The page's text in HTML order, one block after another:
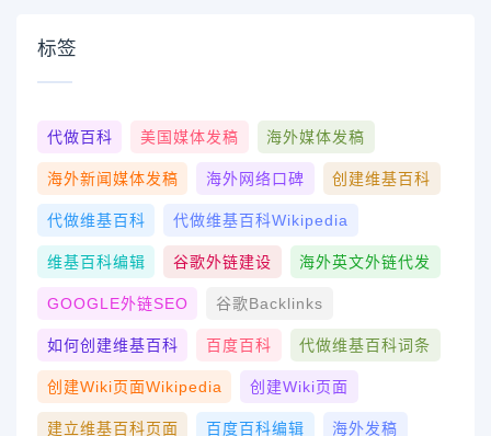
标签
代做百科 美国媒体发稿 海外媒体发稿
海外新闻媒体发稿 海外网络口碑 创建维基百科
代做维基百科 代做维基百科wikipedia
维基百科编辑 谷歌外链建设 海外英文外链代发
GOOGLE外链SEO 谷歌Backlinks
如何创建维基百科 百度百科 代做维基百科词条
创建wiki页面Wikipedia 创建wiki页面
建立维基百科页面 百度百科编辑 海外发稿